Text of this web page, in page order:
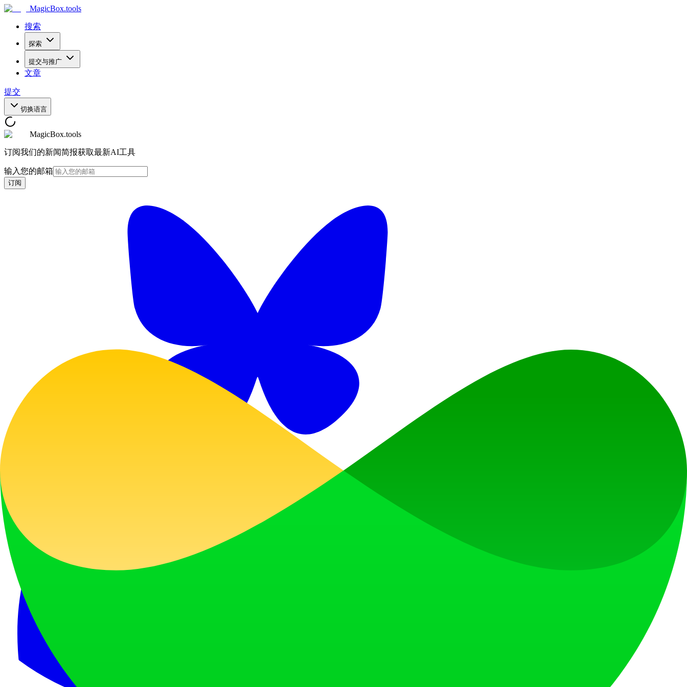
MagicBox.tools
搜索
探索
提交与推广
文章
提交
切换语言
MagicBox.tools
订阅我们的新闻简报获取最新AI工具
输入您的邮箱
订阅